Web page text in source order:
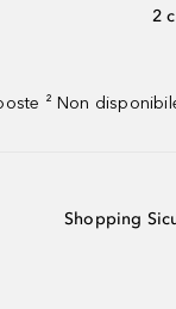
2
² Non
Shopping